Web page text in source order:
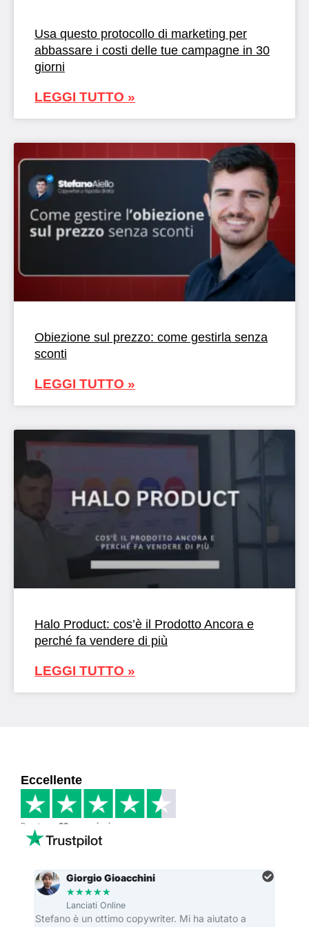
Usa questo protocollo di marketing per
abbassare i costi delle tue campagne in 30
giorni
LEGGI TUTTO »
Obiezione sul prezzo: come gestirla senza
sconti
LEGGI TUTTO »
Halo Product: cos’è il Prodotto Ancora e
perché fa vendere di più
LEGGI TUTTO »
Eccellente
Basato su 33 recensioni
Giorgio Gioacchini
★★★★★
Lanciati Online
Stefano è un ottimo copywriter. Mi ha aiutato a